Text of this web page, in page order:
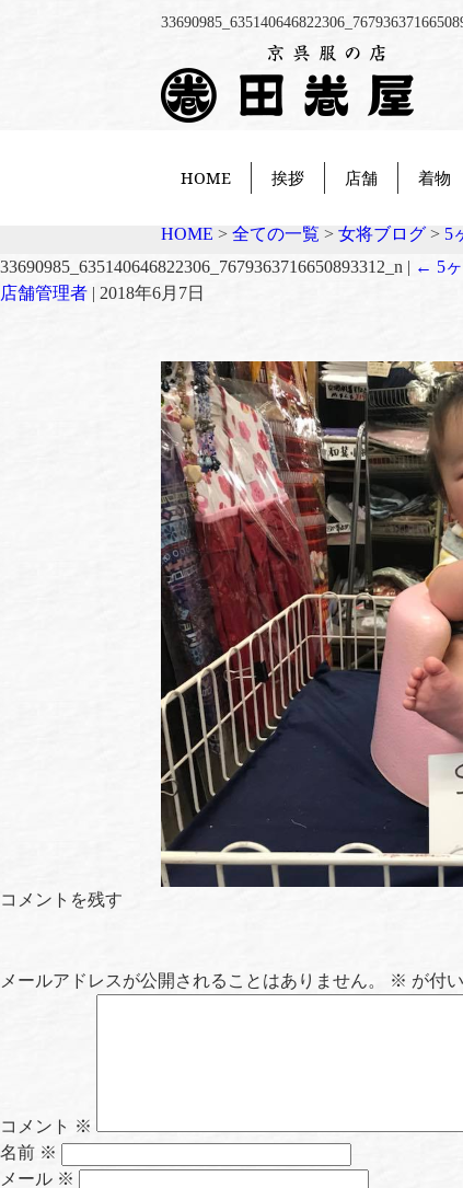
HOME 挨拶 店舗 着物
HOME > 全ての一覧 > 女将ブログ > 5
33690985_635140646822306_7679363716650893312_n | ← 5
店舗管理者 | 2018年6月7日
コメントを残す
メールアドレスが公開されることはありません。 ※ が付
コメント ※
名前 ※
メール ※